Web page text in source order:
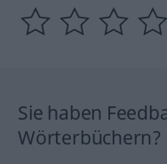
Sie haben
Wörterbüchern?